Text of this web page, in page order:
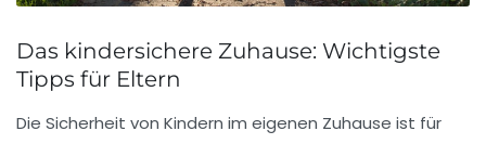
Das kindersichere Zuhause: Wichtigste
Tipps für Eltern
Die Sicherheit von Kindern im eigenen Zuhause ist für